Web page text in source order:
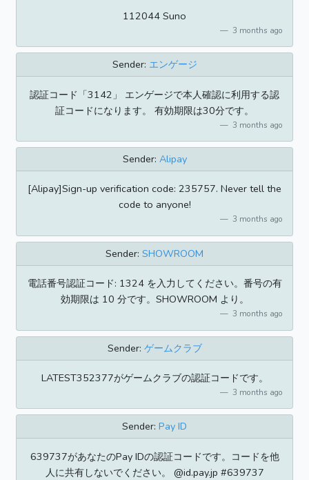
112044 Suno
3 months ago
Sender: エンゲージ
認証コード「3142」 エンゲージで本人確認に利用する認
証コードになります。 有効期限は30分です。
3 months ago
Sender: Alipay
[Alipay]Sign-up verification code: 235757. Never tell the
code to anyone!
3 months ago
Sender: SHOWROOM
電話番号認証コード: 1324 を入力してください。番号の有
効期限は 10 分です。SHOWROOM より。
3 months ago
Sender: ゲームクラブ
LATEST352377がゲームクラブの認証コードです。
3 months ago
Sender: Pay ID
639737があなたのPay IDの認証コードです。コードを他
人に共有しないでください。 @id.pay.jp #639737